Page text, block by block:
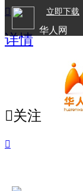
立即下载
华人网

详情
关注
